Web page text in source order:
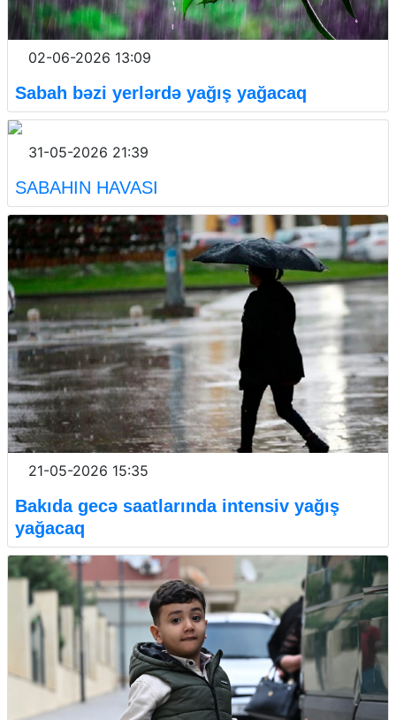
02-06-2026 13:09
Sabah bəzi yerlərdə yağış yağacaq
31-05-2026 21:39
SABAHIN HAVASI
21-05-2026 15:35
Bakıda gecə saatlarında intensiv yağış
yağacaq